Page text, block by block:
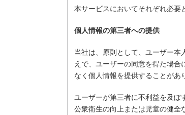
本サービスにおいてそれぞれ必要
個人情報の第三者への提供
当社は、原則として、ユーザー本
えで、ユーザーの同意を得た場
なく個人情報を提供することがあ
ユーザーが第三者に不利益を及ぼ
公衆衛生の向上または児童の健全